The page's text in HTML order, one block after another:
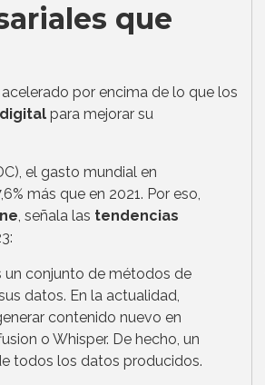
que
acelerado por encima de lo que los
para mejorar su
el gasto mundial en
más que en 2021. Por eso,
, señala las tendencias
un conjunto de métodos de
datos. En la actualidad,
contenido nuevo en
o Whisper. De hecho, un
todos los datos producidos.